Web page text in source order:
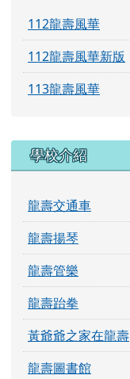
112龍壽風華
112龍壽風華新版
113龍壽風華
學校介紹
龍壽交通車
龍壽揚琴
龍壽管樂
龍壽跆拳
黃爺爺之家在龍壽
龍壽圖書館